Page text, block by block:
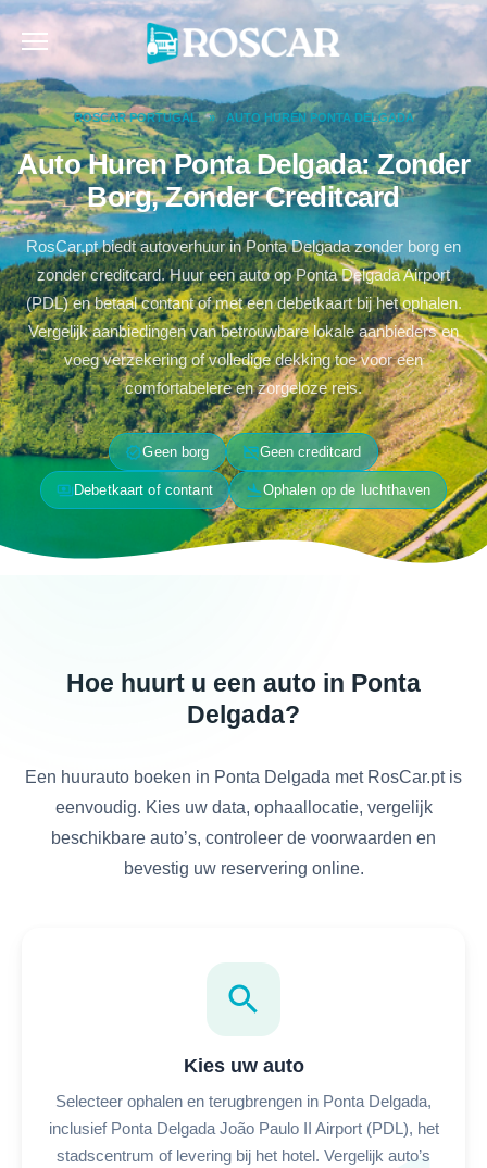
Skip
to
content
ROSCAR PORTUGAL » AUTO HUREN PONTA DELGADA
Auto Huren Ponta Delgada: Zonder
Borg, Zonder Creditcard
RosCar.pt biedt autoverhuur in Ponta Delgada zonder borg en
zonder creditcard. Huur een auto op Ponta Delgada Airport
(PDL) en betaal contant of met een debetkaart bij het ophalen.
Vergelijk aanbiedingen van betrouwbare lokale aanbieders en
voeg verzekering of volledige dekking toe voor een
comfortabelere en zorgeloze reis.
verifiedGeen borg credit_card_offGeen creditcard
paymentsDebetkaart of contant flight_landOphalen op de luchthaven
Hoe huurt u een auto in Ponta
Delgada?
Een huurauto boeken in Ponta Delgada met RosCar.pt is
eenvoudig. Kies uw data, ophaallocatie, vergelijk
beschikbare auto’s, controleer de voorwaarden en
bevestig uw reservering online.
search
Kies uw auto
Selecteer ophalen en terugbrengen in Ponta Delgada,
inclusief Ponta Delgada João Paulo II Airport (PDL), het
stadscentrum of levering bij het hotel. Vergelijk auto’s